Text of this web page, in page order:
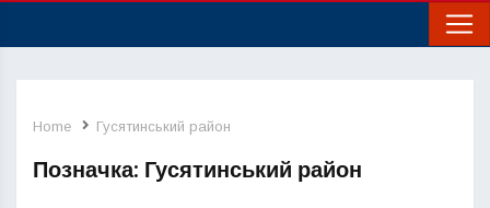
Home Гусятинський район
Позначка: Гусятинський район